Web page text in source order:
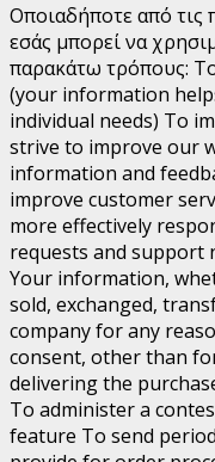
Οποιαδήποτε από
εσάς μπορεί να
παρακάτω τρόπους:
(your information
individual needs) To
strive to improve our
information and
improve customer
more effectively
requests and support
Your information,
sold, exchanged,
company for any
consent, other than
delivering the
To administer a
feature To send